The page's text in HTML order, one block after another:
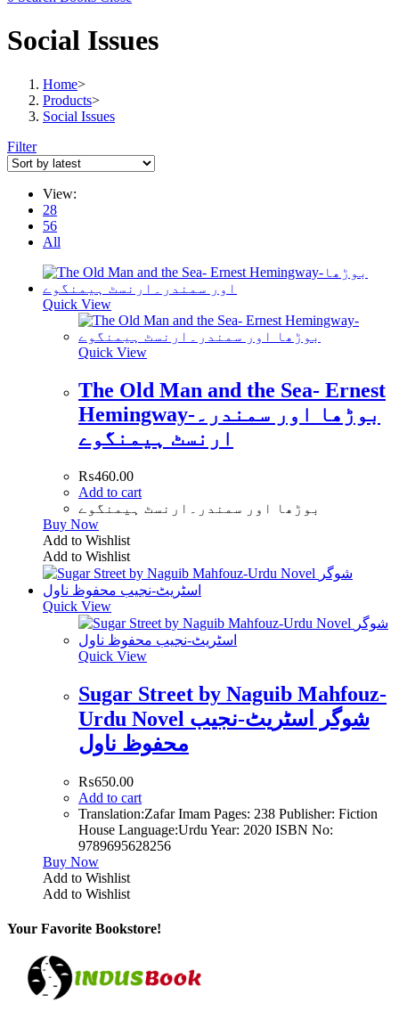
Social Issues
Home>
Products>
Social Issues
Filter
View:
28
56
All
Quick View
Quick View
The Old Man and the Sea- Ernest
Hemingway-بوڑھا اور سمندر۔
ارنسٹ ہیمنگوے
₨460.00
Add to cart
بوڑھا اور سمندر۔ارنسٹ ہیمنگوے
Buy Now
Add to Wishlist
Add to Wishlist
Quick View
Quick View
Sugar Street by Naguib Mahfouz-
Urdu Novel شوگر اسٹریٹ-نجیب
محفوظ ناول
₨650.00
Add to cart
Translation:Zafar Imam Pages: 238 Publisher: Fiction
House Language:Urdu Year: 2020 ISBN No:
9789695628256
Buy Now
Add to Wishlist
Add to Wishlist
Your Favorite Bookstore!